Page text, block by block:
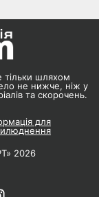
тільки шляхом
не нижче, ніж у
та скорочень.
для
2026